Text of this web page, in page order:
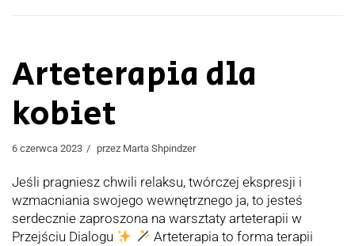
Arteterapia dla
kobiet
6 czerwca 2023 przez Marta Shpindzer
Jeśli pragniesz chwili relaksu, twórczej ekspresji i
wzmacniania swojego wewnętrznego ja, to jesteś
serdecznie zaproszona na warsztaty arteterapii w
Przejściu Dialogu
Arteterapia to forma terapii